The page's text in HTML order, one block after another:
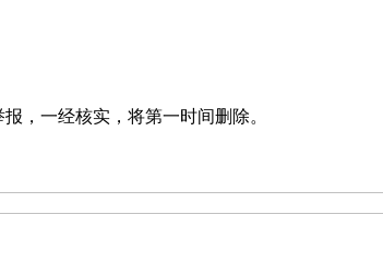
，一经核实，将第一时间删除。